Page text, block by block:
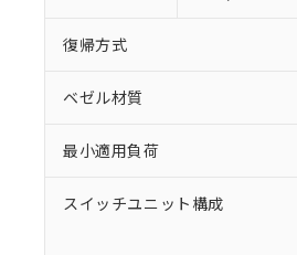
復帰方式
ベゼル材質
最小適用負荷
スイッチユニット構成